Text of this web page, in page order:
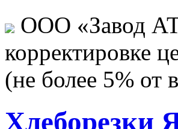
ООО «Завод
корректировке
(не более 5% от
Хлеборезки